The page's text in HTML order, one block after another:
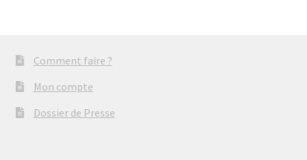
Comment faire ?
Mon compte
Dossier de Presse